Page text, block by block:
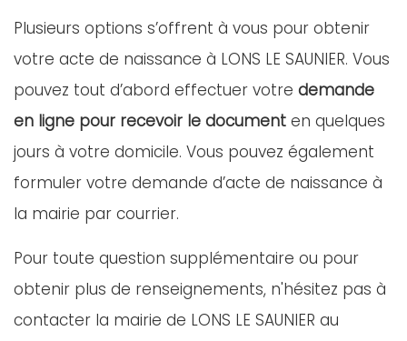
Plusieurs options s’offrent à vous pour obtenir
votre acte de naissance à LONS LE SAUNIER. Vous
pouvez tout d’abord effectuer votre demande
en ligne pour recevoir le document en quelques
jours à votre domicile. Vous pouvez également
formuler votre demande d’acte de naissance à
la mairie par courrier.
Pour toute question supplémentaire ou pour
obtenir plus de renseignements, n'hésitez pas à
contacter la mairie de LONS LE SAUNIER au